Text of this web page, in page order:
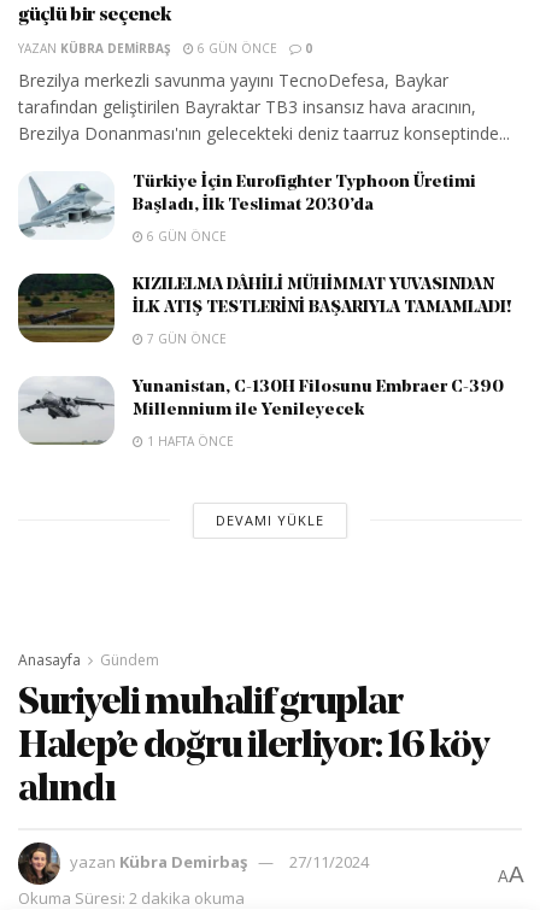
güçlü bir seçenek
YAZAN KÜBRA DEMIRBAŞ 6 GÜN ÖNCE 0
Brezilya merkezli savunma yayını TecnoDefesa, Baykar
tarafından geliştirilen Bayraktar TB3 insansız hava aracının,
Brezilya Donanması'nın gelecekteki deniz taarruz konseptinde...
Türkiye İçin Eurofighter Typhoon Üretimi
Başladı, İlk Teslimat 2030’da
6 GÜN ÖNCE
KIZILELMA DÂHİLİ MÜHİMMAT YUVASINDAN
İLK ATIŞ TESTLERİNİ BAŞARIYLA TAMAMLADI!
7 GÜN ÖNCE
Yunanistan, C-130H Filosunu Embraer C-390
Millennium ile Yenileyecek
1 HAFTA ÖNCE
DEVAMI YÜKLE
Anasayfa Gündem
Suriyeli muhalif gruplar
Halep’e doğru ilerliyor: 16 köy
alındı
yazan Kübra Demirbaş
27/11/2024
Okuma Süresi: 2 dakika okuma
AA